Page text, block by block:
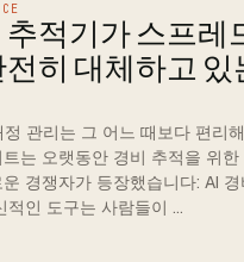
추적기가 스프레
히 대체하고 있
관리는 그 어느 때보다 편리
는 오랫동안 경비 추적을 위한
경쟁자가 등장했습니다: AI 경
적인 도구는 사람들이 …